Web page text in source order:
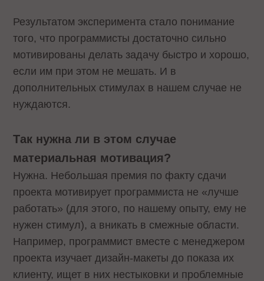
Результатом эксперимента стало понимание
того, что программисты достаточно сильно
мотивированы делать задачу быстро и хорошо,
если им при этом не мешать. И в
дополнительных стимулах в нашем случае не
нуждаются.
Так нужна ли в этом случае
материальная мотивация?
Нужна. Небольшая премия по факту сдачи
проекта мотивирует программиста не «лучше
работать» (для этого, по нашему опыту, ему не
нужен стимул), а вникать в смежные области.
Например, программист вместе с менеджером
проекта изучает дизайн-макеты до показа их
клиенту, ищет в них нестыковки и проблемные